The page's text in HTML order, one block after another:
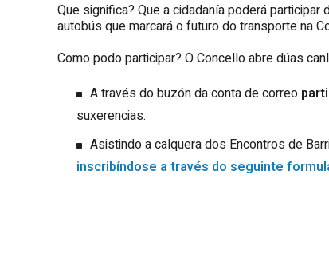
Que significa? Que a cidadanía poderá
autobús que marcará o futuro do transporte na
Como podo participar? O Concello abre dúas
A través do buzón da conta de correo
suxerencias.
Asistindo a calquera dos Encontros de
inscribíndose a través do seguinte